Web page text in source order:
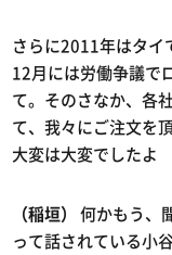
さらに2011年はタイ
12月には労働争議で
て。そのさなか、各
て、我々にご注文を
大変は大変でしたよ
（稲垣） 何かもう、
って話されている小